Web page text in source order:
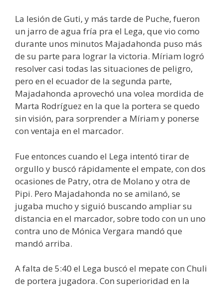
La lesión de Guti, y más tarde de Puche, fueron
un jarro de agua fría pra el Lega, que vio como
durante unos minutos Majadahonda puso más
de su parte para lograr la victoria. Míriam logró
resolver casi todas las situaciones de peligro,
pero en el ecuador de la segunda parte,
Majadahonda aprovechó una volea mordida de
Marta Rodríguez en la que la portera se quedo
sin visión, para sorprender a Míriam y ponerse
con ventaja en el marcador.
Fue entonces cuando el Lega intentó tirar de
orgullo y buscó rápidamente el empate, con dos
ocasiones de Patry, otra de Molano y otra de
Pipi. Pero Majadahonda no se amilanó, se
jugaba mucho y siguió buscando ampliar su
distancia en el marcador, sobre todo con un uno
contra uno de Mónica Vergara mandó que
mandó arriba.
A falta de 5:40 el Lega buscó el mepate con Chuli
de portera jugadora. Con superioridad en la